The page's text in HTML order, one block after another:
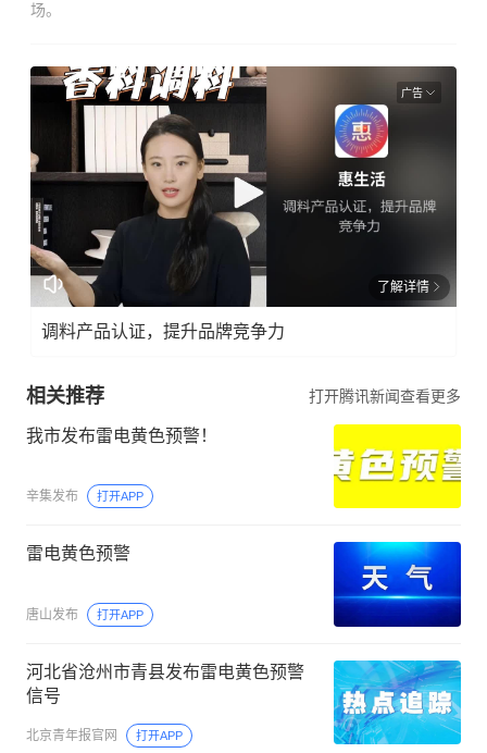
场。
广告
了解详情
调料产品认证，提升品牌竞争力
相关推荐 打开腾讯新闻查看更多
我市发布雷电黄色预警！
辛集发布 打开APP
雷电黄色预警
唐山发布 打开APP
河北省沧州市青县发布雷电黄色预警
信号
北京青年报官网 打开APP